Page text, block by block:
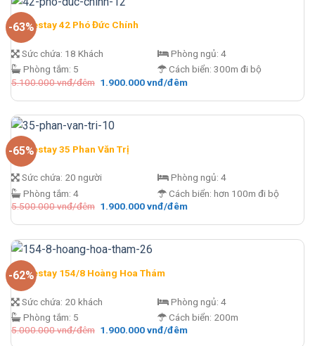
-63%
Homestay 42 Phó Đức Chính
Sức chứa: 18 Khách
Phòng tắm: 5
Phòng ngủ: 4
Cách biển: 300m đi bộ
5.100.000vnđ/đêm Giá
là:
đêm.
1.900.000vnđ/đêmGiá
tại
1.900.000 vnđ/
-65%
Homestay 35 Phan Văn Trị
Sức chứa: 20 người
Phòng tắm: 4
Phòng ngủ: 4
Cách biển: hơn 100m đi bộ
5.500.000vnđ/đêm Giá
là:
đêm.
1.900.000vnđ/đêmGiá
tại
1.900.000 vnđ/
-62%
Homestay 154/8 Hoàng Hoa Thám
Sức chứa: 20 khách
Phòng tắm: 5
Phòng ngủ: 4
Cách biển: 200m
5.000.000vnđ/đêm Giá
1.900.000vnđ/đêmGiá